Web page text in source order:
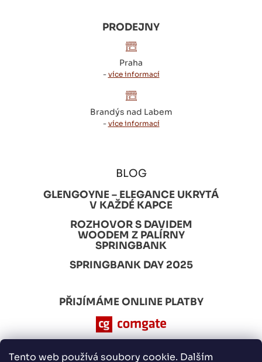
Tento web používá soubory cookie. Dalším
PRODEJNY
Praha
- více informací
Brandýs nad Labem
- více informací
BLOG
GLENGOYNE – ELEGANCE UKRYTÁ
V KAŽDÉ KAPCE
ROZHOVOR S DAVIDEM
WOODEM Z PALÍRNY
SPRINGBANK
SPRINGBANK DAY 2025
PŘIJÍMÁME ONLINE PLATBY